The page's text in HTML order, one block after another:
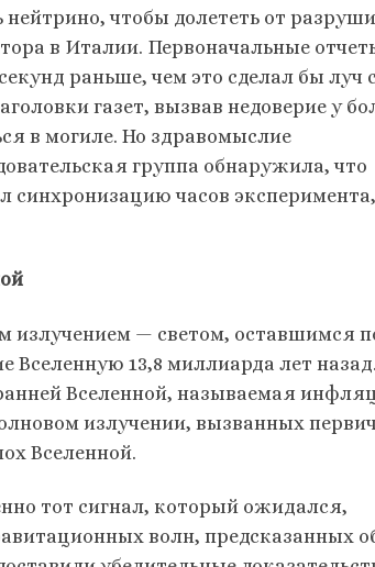
чтобы долететь от
в Италии. Первоначальные
раньше, чем это сделал бы луч
газет, вызвав недоверие у
в могиле. Но здравомыслие
группа обнаружила, что
синхронизацию часов
излучением — светом, оставшимся
Вселенную 13,8 миллиарда лет назад.
Вселенной, называемая
излучении, вызванных
Вселенной.
тот сигнал, который ожидался,
волн, предсказанных